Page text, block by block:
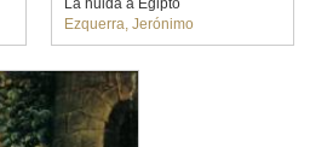
La huida a Egipto
Ezquerra, Jerónimo